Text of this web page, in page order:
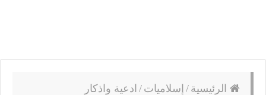
الرئيسية / إسلاميات / ادعية واذكار